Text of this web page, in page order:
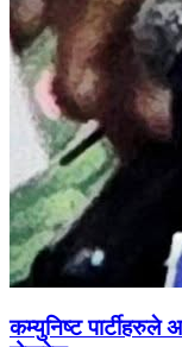
कम्युनिष्ट पार्टीहरुले